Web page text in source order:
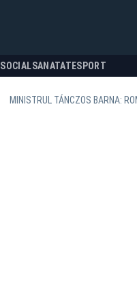
SOCIALSANATATESPORT
MINISTRUL TÁNCZOS BARNA: